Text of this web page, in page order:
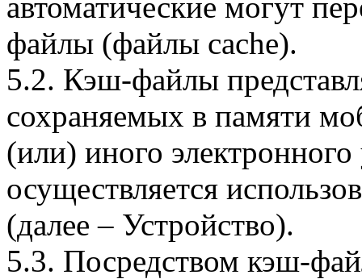
файлы (файлы cache).
5.2. Кэш-файлы
сохраняемых в памяти
(или) иного электронного
осуществляется
(далее – Устройство).
5.3. Посредством кэш-